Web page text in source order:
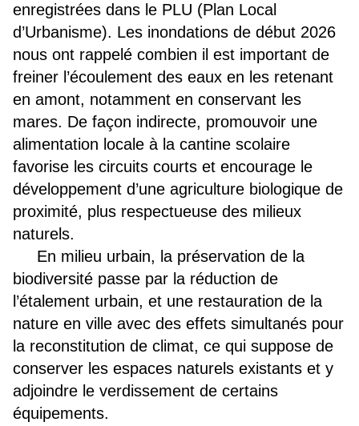
enregistrées dans le PLU (Plan Local
d’Urbanisme). Les inondations de début 2026
nous ont rappelé combien il est important de
freiner l’écoulement des eaux en les retenant
en amont, notamment en conservant les
mares. De façon indirecte, promouvoir une
alimentation locale à la cantine scolaire
favorise les circuits courts et encourage le
développement d’une agriculture biologique de
proximité, plus respectueuse des milieux
naturels.
En milieu urbain, la préservation de la
biodiversité passe par la réduction de
l’étalement urbain, et une restauration de la
nature en ville avec des effets simultanés pour
la reconstitution de climat, ce qui suppose de
conserver les espaces naturels existants et y
adjoindre le verdissement de certains
équipements.